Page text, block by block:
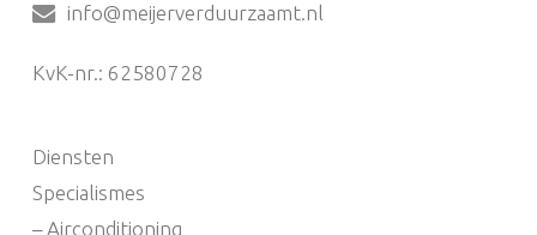
info@meijerverduurzaamt.nl
KvK-nr.: 62580728
Diensten
Specialismes
– Airconditioning